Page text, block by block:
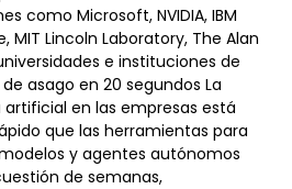
como Microsoft, NVIDIA, IBM
MIT Lincoln Laboratory, The Alan
e instituciones de
asago en 20 segundos La
en las empresas está
que las herramientas para
y agentes autónomos
de semanas,